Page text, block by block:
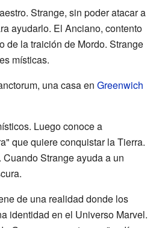
Strange, sin poder atacar a
ayudarlo. El Anciano, contento
de la traición de Mordo. Strange
místicas.
una casa en Greenwich
Luego conoce a
que quiere conquistar la Tierra.
Strange ayuda a un
de una realidad donde los
identidad en el Universo Marvel.